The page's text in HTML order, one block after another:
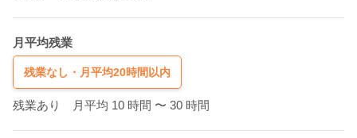
月平均残業
残業なし・月平均20時間以内
残業あり 月平均 10 時間 〜 30 時間